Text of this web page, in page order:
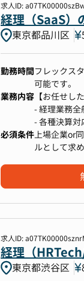
- freee（会
- バクラク請
■ 現在の課
事業の急拡
請求処理や
その解決に
今後は、財
▼ 経理オペ
【業務詳細】
■グループ
・会計論点
・連結およ
・グローバ
・連結およ
■今後実績
・買収した
・買収した
・グループ
【ミッショ
本ポジショ
■グローバ
会計方針の
求人ID:
経理（SaaS）
東京都品川区
勤務時間フレックス
可能です。
業務内容 【お任せし
- 経理業務全
- 各種決算対
- 上場準備業
- B/S・P/L
※会計シス
必須条件上場企業or
ルとして求
求人ID:
経理（
東京都渋谷区